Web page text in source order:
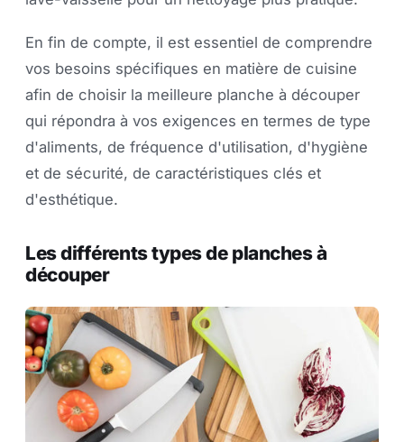
En fin de compte, il est essentiel de comprendre
vos besoins spécifiques en matière de cuisine
afin de choisir la meilleure planche à découper
qui répondra à vos exigences en termes de type
d'aliments, de fréquence d'utilisation, d'hygiène
et de sécurité, de caractéristiques clés et
d'esthétique.
Les différents types de planches à
découper